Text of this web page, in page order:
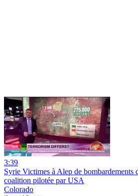
3:39
Syrie Victimes à Alep de bombardements
coalition pilotée par USA
Colorado